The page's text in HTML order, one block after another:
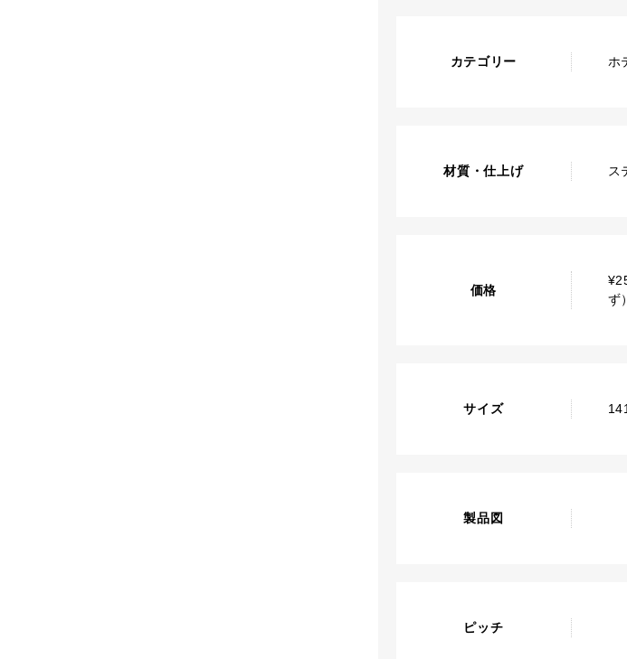
カテゴリー ホ
材質・仕上げ ス
価格
ず）
サイズ
製品図
ピッチ